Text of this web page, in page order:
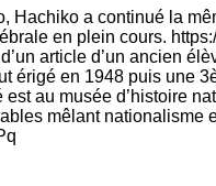
Hachiko a continué la
en plein cours.
article d’un ancien
en 1948 puis une
au musée d’histoire
mêlant nationalisme